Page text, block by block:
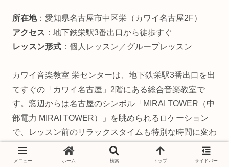
所在地：愛知県名古屋市中区栄（カワイ名古屋2F）
アクセス ：地下鉄栄駅3番出口から徒歩すぐ
レッスン形式 ：個人レッスン／グループレッスン
カワイ音楽教室 栄センターは、地下鉄栄駅3番出口を出
てすぐの「カワイ名古屋」2階にある総合音楽教室で
す。窓辺からは名古屋のシンボル「MIRAI TOWER（中
部電力 MIRAI TOWER）」を眺められるロケーション
で、レッスン前のリラックスタイムも特別な時間に変わ
ります。
メニュー ホーム 検索 トップ サイドバー